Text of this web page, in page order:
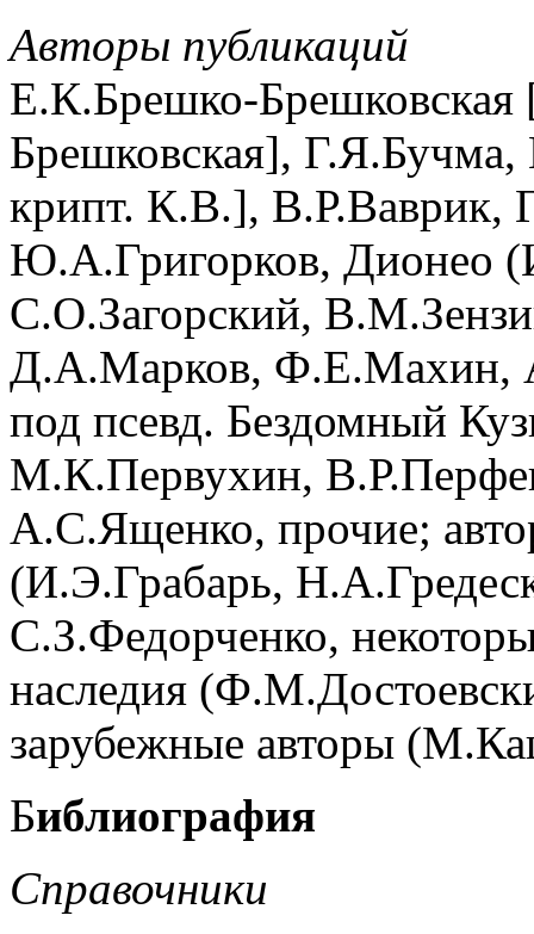
Авторы публикаций
Е.К.Брешко-Брешковская
Брешковская],
крипт. К.В.], В.Р.Ваврик,
Ю.А.Григорков, Дионео
С.О.Загорский,
Д.А.Марков, Ф.Е.Махин,
под псевд. Бездомный
М.К.Первухин,
А.С.Ященко, прочие;
(И.Э.Грабарь,
С.З.Федорченко,
наследия
зарубежные авторы
Библиография
Справочники